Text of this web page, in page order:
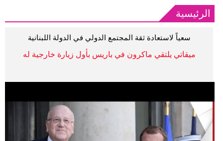
الرئيسية
سعياً لاستعادة ثقة المجتمع الدولي في الدولة اللبنانية
ميقاتي يلتقي ماكرون في باريس بأول زيارة خارجية له